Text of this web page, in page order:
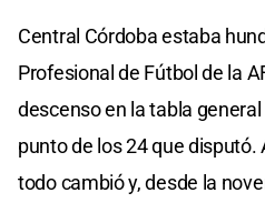
Central Córdoba estaba
Profesional de Fútbol de la
descenso en la tabla
punto de los 24 que
todo cambió y, desde la